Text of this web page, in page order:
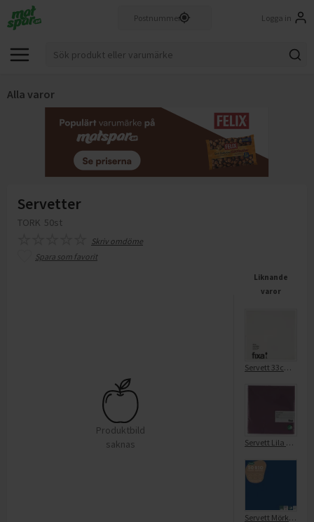
Logga in
Alla varor
Servetter
TORK 50st
Skriv omdöme
Spara som favorit
Produktbild
saknas
Liknande
varor
Servett 33cm Vit
Servett Lila 40cm
Servett Mörkblå 3-Lags 33X33 Cm FSC